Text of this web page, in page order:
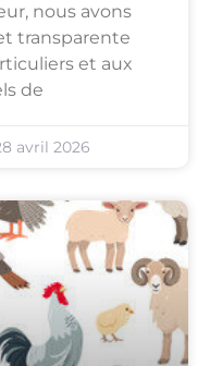
nous avons
transparente
et aux
de
avril 2026